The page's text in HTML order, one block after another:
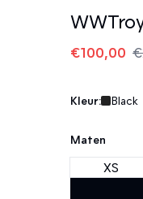
€100,00
Kleur: Black
Maten
XS